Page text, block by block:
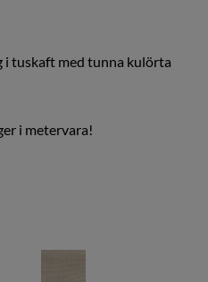
tuskaft med tunna kulörta
i metervara!